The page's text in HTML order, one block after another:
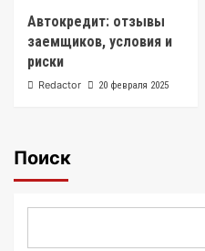
Автокредит: отзывы
заемщиков, условия и
риски
Redactor 20 февраля 2025
Поиск